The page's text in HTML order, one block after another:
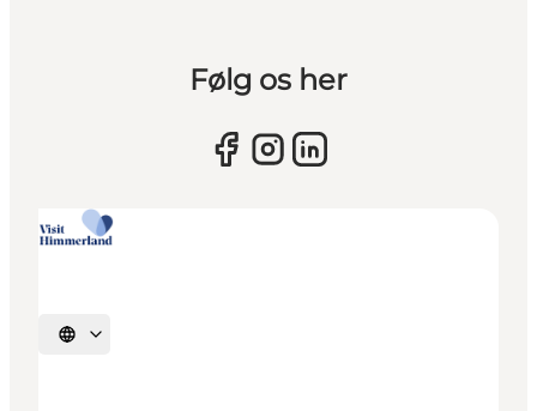
Følg os her
Sprache auswählen